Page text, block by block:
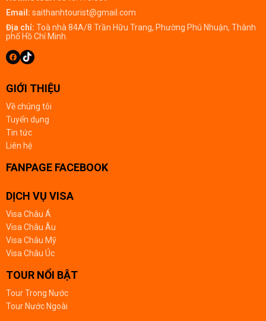
Email: saithanhtourist@gmail.com
Địa chỉ: Toà nhà 84A/8 Trần Hữu Trang, Phường Phú Nhuận, Thành
phố Hồ Chí Minh.
GIỚI THIỆU
Về chúng tôi
Tuyển dụng
Tin tức
Liên hệ
FANPAGE FACEBOOK
DỊCH VỤ VISA
Visa Châu Á
Visa Châu Âu
Visa Châu Mỹ
Visa Châu Úc
TOUR NỔI BẬT
Tour Trong Nước
Tour Nước Ngoài